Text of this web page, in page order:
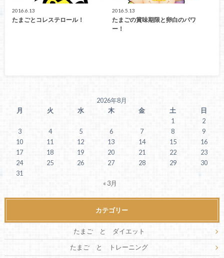
2016.6.13
たまごとコレステロール！
2016.5.13
たまごの賞味期限と卵白のパワ
ー！
2026年8月
月
火 水 木 金 土
日
1
2
3
4 5 6 7 8
9
10
11 12 13 14 15
16
17
18 19 20 21 22
23
24
25 26 27 28 29
30
31
« 3月
カテゴリー
たまご と ダイエット
たまご と トレーニング